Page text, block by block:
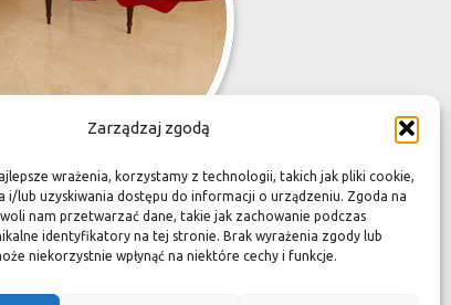
Zarządzaj zgodą
wrażenia, korzystamy z technologii, takich jak pliki cookie,
i/lub uzyskiwania dostępu do informacji o urządzeniu. Zgoda na
nam przetwarzać dane, takie jak zachowanie podczas
identyfikatory na tej stronie. Brak wyrażenia zgody lub
niekorzystnie wpłynąć na niektóre cechy i funkcje.
Was przestrzeń,
jak w luksusowym